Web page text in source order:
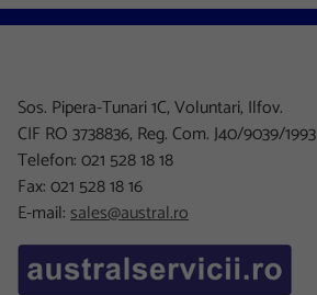
Sos. Pipera-Tunari 1C, Voluntari, Ilfov.
CIF RO 3738836, Reg. Com. J40/9039/1993
Telefon: 021 528 18 18
Fax: 021 528 18 16
E-mail:sales@austral.ro